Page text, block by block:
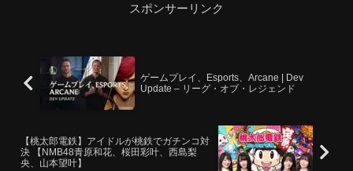
スポンサーリンク
ゲームプレイ、Esports、Arcane | Dev
Update – リーグ・オブ・レジェンド
【桃太郎電鉄】アイドルが桃鉄でガチンコ対
決 【NMB48青原和花、桜田彩叶、西島梨
央、山本望叶】